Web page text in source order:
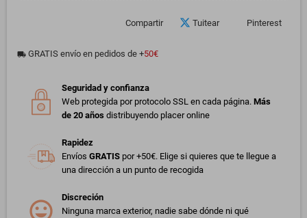
Compartir Tuitear Pinterest
local_shipping GRATIS envío en pedidos de +50€
Seguridad y confianza
Web protegida por protocolo SSL en cada página. Más
de 20 años distribuyendo placer online
Rapidez
Envíos GRATIS por +50€. Elige si quieres que te llegue a
una dirección a un punto de recogida
Discreción
Ninguna marca exterior, nadie sabe dónde ni qué